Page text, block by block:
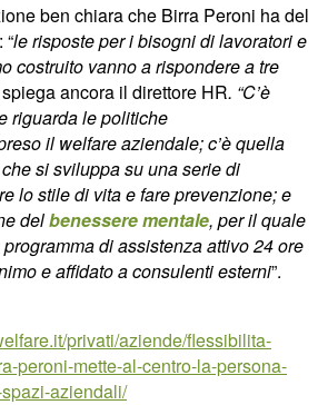
ben chiara che Birra Peroni ha del
le risposte per i bisogni di lavoratori e
costruito vanno a rispondere a tre
spiega ancora il direttore HR. “C’è
riguarda le politiche
il welfare aziendale; c’è quella
che si sviluppa su una serie di
lo stile di vita e fare prevenzione; e
delbenessere mentale, per il quale
di assistenza attivo 24 ore
e affidato a consulenti esterni”.
privati/aziende/flessibilita-
peroni-mette-al-centro-la-persona-
aziendali/